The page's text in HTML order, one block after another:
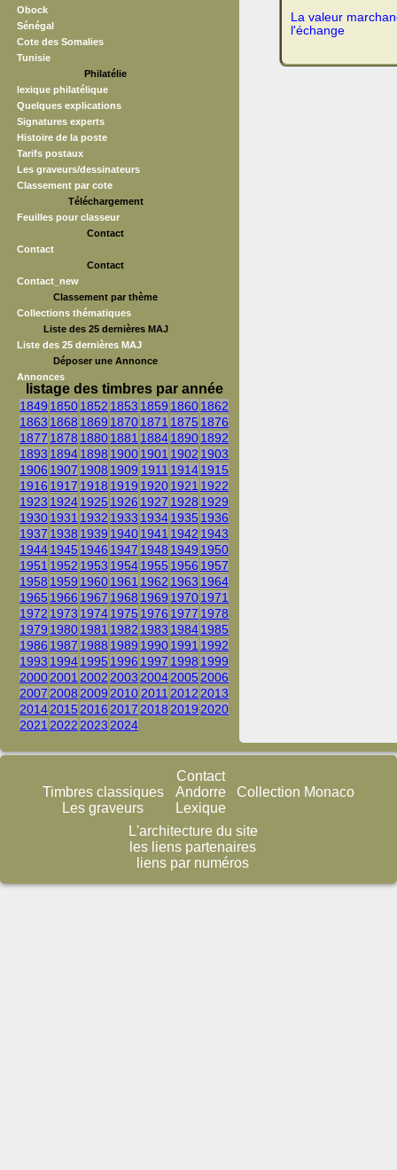
Obock
Sénégal
Cote des Somalies
Tunisie
Philatélie
lexique philatélique
Quelques explications
Signatures experts
Histoire de la poste
Tarifs postaux
Les graveurs/dessinateurs
Classement par cote
Téléchargement
Feuilles pour classeur
Contact
Contact
Contact
Contact_new
Classement par thème
Collections thématiques
Liste des 25 dernières MAJ
Liste des 25 dernières MAJ
Déposer une Annonce
Annonces
listage des timbres par année
1849 18501852 1853 1859 18601862
1863 1868 1869 18701871 1875 1876
1877 1878 18801881 188418901892
1893 18941898 19001901 1902 1903
1906 1907 1908 1909 1911 19141915
1916 1917 1918 1919 19201921 1922
1923 19241925 1926 1927 1928 1929
19301931 1932 1933 19341935 1936
1937 1938 1939 19401941 1942 1943
19441945 1946 1947 1948 1949 1950
1951 1952 1953 19541955 1956 1957
1958 1959 19601961 1962 1963 1964
1965 1966 1967 1968 1969 19701971
1972 1973 19741975 1976 1977 1978
1979 19801981 1982 1983 19841985
1986 1987 1988 1989 19901991 1992
1993 19941995 1996 1997 1998 1999
20002001 2002 2003 20042005 2006
2007 2008 2009 2010 2011 2012 2013
20142015 2016 2017 2018 2019 2020
2021 2022 2023 2024
La valeur
l'échange
Timbres classiques
Les graveurs
Contact
Andorre
Lexique
Collection Monaco
L'architecture du site
les liens partenaires
liens par numéros